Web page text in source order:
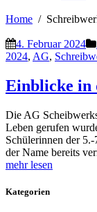
Home
4. Februar 2024
2024, AG,
Einblicke in
Die AG
Leben gerufen
Schülerinnen der
der Name bereits
mehr lesen
Kategorien